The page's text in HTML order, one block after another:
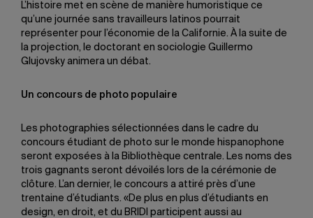
L’histoire met en scène de manière humoristique ce
qu’une journée sans travailleurs latinos pourrait
représenter pour l’économie de la Californie. À la suite de
la projection, le doctorant en sociologie Guillermo
Glujovsky animera un débat.
Un concours de photo populaire
Les photographies sélectionnées dans le cadre du
concours étudiant de photo sur le monde hispanophone
seront exposées à la Bibliothèque centrale. Les noms des
trois gagnants seront dévoilés lors de la cérémonie de
clôture. L’an dernier, le concours a attiré près d’une
trentaine d’étudiants. «De plus en plus d’étudiants en
design, en droit, et du BRIDI participent aussi au